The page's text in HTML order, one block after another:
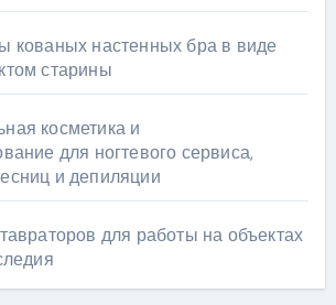
кованых настенных бра в виде
старины
косметика и
для ногтевого сервиса,
и депиляции
для работы на объектах